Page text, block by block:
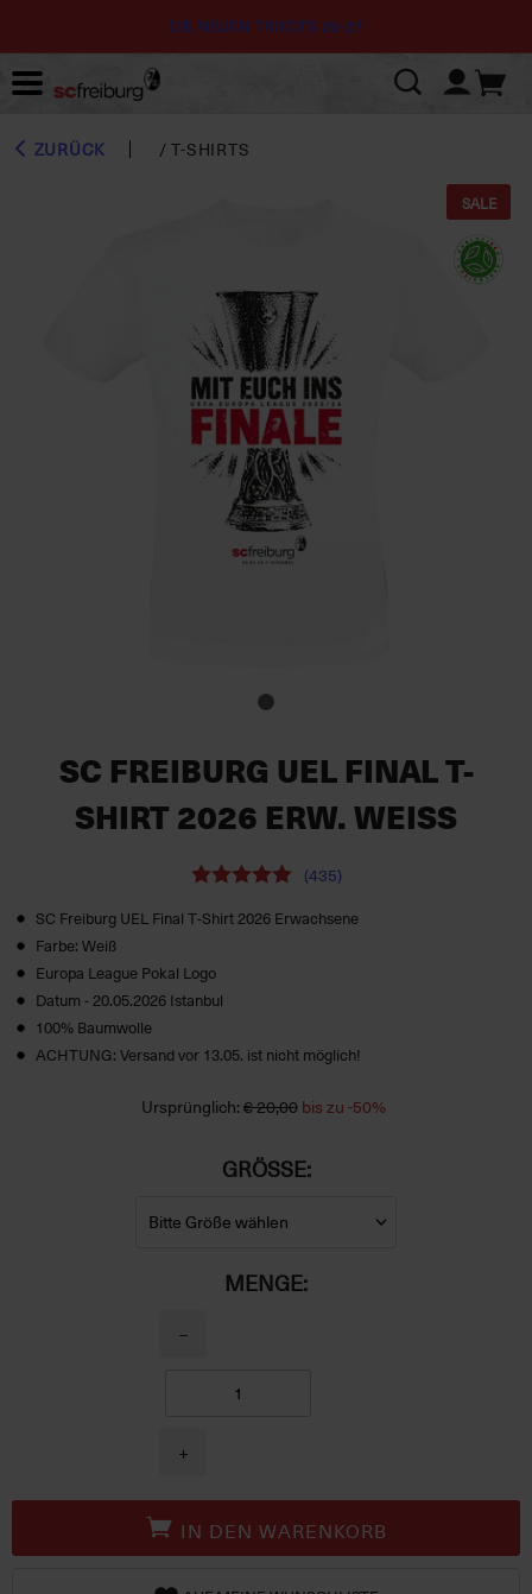
DIE NEUEN TRIKOTS 26-27
ZURÜCK /T-SHIRTS
SALE
SC FREIBURG UEL FINAL T-
SHIRT 2026 ERW. WEISS
(435)
SC Freiburg UEL Final T‑Shirt 2026 Erwachsene
Farbe: Weiß
Europa League Pokal Logo
Datum - 20.05.2026 Istanbul
100% Baumwolle
ACHTUNG: Versand vor 13.05. ist nicht möglich!
Ursprünglich:€ 20,00bis zu -50%
GRÖSSE:
MENGE:
−
+
IN DEN WARENKORB